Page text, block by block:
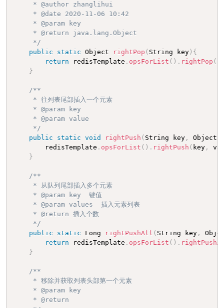
     * @author zhanglihui
     * @date 2020-11-06 10:42
     * @param key
     * @return java.lang.Object
     */
public
static Object rightPop ( String key) {
return redisTemplate . opsForList ( ) . rightPop (
}
/**
     * 往列表尾部插入一个元素
     * @param key
     * @param value
     */
public
static void rightPush ( String key,
Object
        redisTemplate
. opsForList ( ) . rightPush ( key,
}
/**
     * 从队列尾部插入多个元素
     * @param key  键值
     * @param values  插入元素列表
     * @return 插入个数
     */
public
static Long rightPushAll ( String key,
return redisTemplate . opsForList ( ) .
}
/**
     * 移除并获取列表头部第一个元素
     * @param key
     * @return